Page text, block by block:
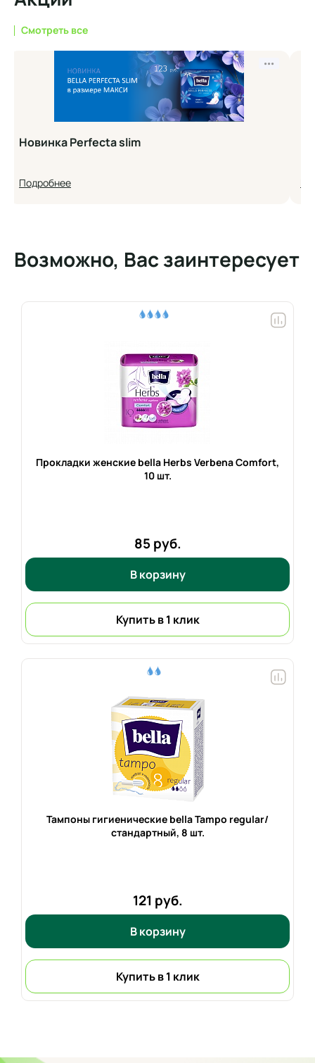
Смотреть все
•••
Новинка Perfecta slim
Подробнее
Возможно, Вас заинтересует
Прокладки женские bella Herbs Verbena Comfort,
10 шт.
85 руб.
В корзину
Купить в 1 клик
Тампоны гигиенические bella Tampo regular/
стандартный, 8 шт.
121 руб.
В корзину
Купить в 1 клик